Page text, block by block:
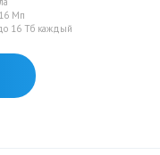
Мп
до 16 Тб каждый